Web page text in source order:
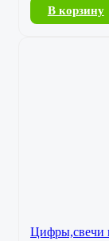
В корзину
Цифры,свечи